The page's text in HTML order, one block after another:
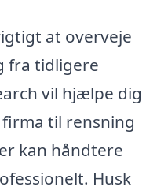
at overveje
fra tidligere
vil hjælpe dig
til rensning
kan håndtere
Husk